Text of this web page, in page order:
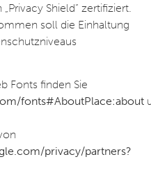
Shield“ zertifiziert.
soll die Einhaltung
Fonts finden Sie
fonts#AboutPlace:about
privacy/partners?